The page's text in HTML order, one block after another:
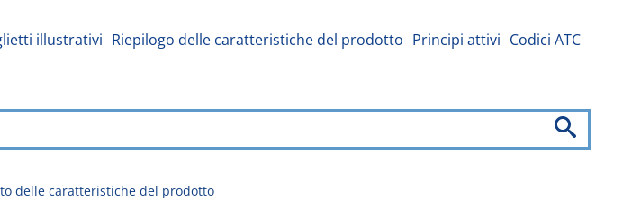
illustrativi Riepilogo delle caratteristiche del prodotto Principi attivi Codici ATC
delle caratteristiche del prodotto